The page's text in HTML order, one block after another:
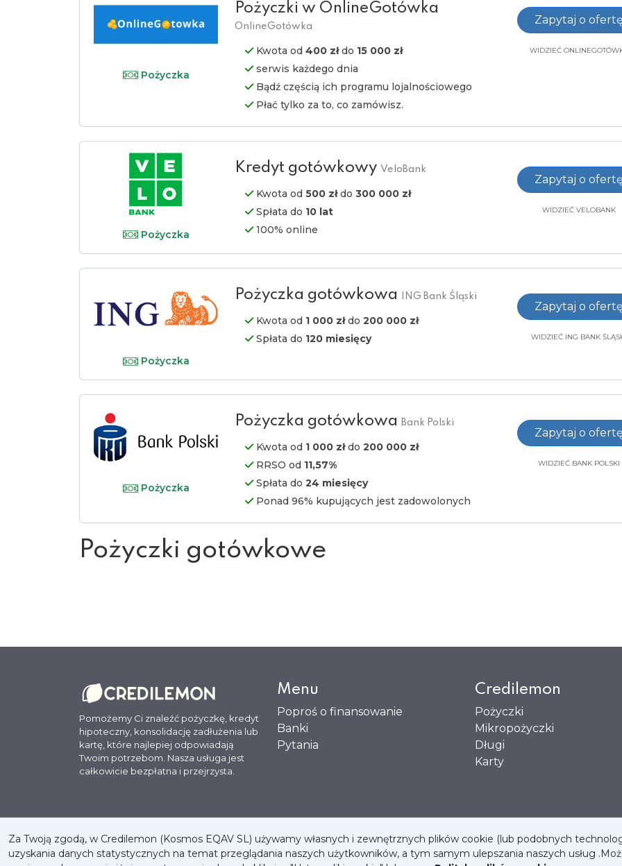
Pożyczka
Pożyczki w OnlineGotówka
OnlineGotówka
Kwota od400 złdo 15 000 zł
serwis każdego dnia
Bądź częścią ich programu lojalnościowego
Płać tylko za to, co zamówisz.
Zapytaj o ofertę
WIDZIEĆ
Pożyczka
Kredyt gotówkowyVeloBank
Kwota od500 złdo300 000 zł
Spłata do 10 lat
100% online
Zapytaj o ofertę
WIDZIEĆ VELOBANK
Pożyczka
Pożyczka gotówkowa ING Bank Śląski
Kwota od 1 000 złdo200 000 zł
Spłata do 120 miesięcy
Zapytaj o ofertę
WIDZIEĆ ING BANK
Pożyczka
Pożyczka gotówkowaBank Polski
Kwota od 1 000 złdo200 000 zł
RRSO od 11,57%
Spłata do24 miesięcy
Ponad 96% kupujących jest zadowolonych
Zapytaj o ofertę
WIDZIEĆ BANK POLSKI
Pożyczki gotówkowe
Pomożemy Ci znaleźć pożyczkę, kredyt
hipoteczny, konsolidację zadłużenia lub
kartę, które najlepiej odpowiadają
Twoim potrzebom. Nasza usługa jest
całkowicie bezpłatna i przejrzysta.
Menu
Poproś o finansowanie
Banki
Pytania
Credilemon
Pożyczki
Mikropożyczki
Długi
Karty
Polityka plików cookies Polityka prywatności Nota prawna
Za Twoją zgodą, w Credilemon (Kosmos EQAV SL) używamy własnych i zewnętrznych plików cookie (lub podobnych
uzyskania danych statystycznych na temat przeglądania naszych użytkowników, a tym samym ulepszania naszych usług